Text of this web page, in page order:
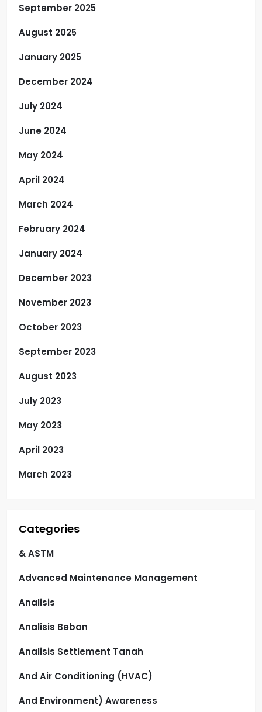
September 2025
August 2025
January 2025
December 2024
July 2024
June 2024
May 2024
April 2024
March 2024
February 2024
January 2024
December 2023
November 2023
October 2023
September 2023
August 2023
July 2023
May 2023
April 2023
March 2023
Categories
& ASTM
Advanced Maintenance Management
Analisis
Analisis Beban
Analisis Settlement Tanah
And Air Conditioning (HVAC)
And Environment) Awareness